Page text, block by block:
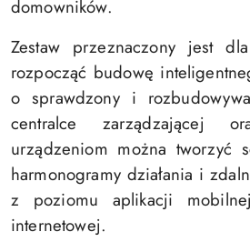
domowników.
Zestaw przeznaczony jest
rozpocząć budowę
o sprawdzony i
centralce zarządzającej
urządzeniom można tworzyć
harmonogramy działania i
z poziomu aplikacji
internetowej.